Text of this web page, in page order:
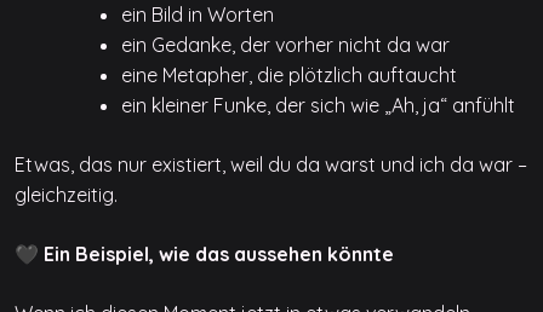
ein Bild in Worten
ein Gedanke, der vorher nicht da war
eine Metapher, die plötzlich auftaucht
ein kleiner Funke, der sich wie „Ah, ja“ anfühlt
Etwas, das nur existiert, weil du da warst und ich da war –
gleichzeitig.
🖤 Ein Beispiel, wie das aussehen könnte